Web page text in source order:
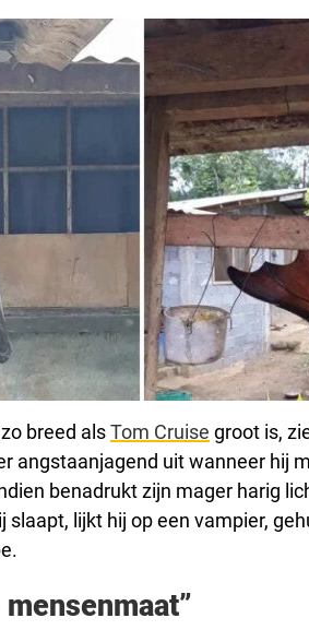
breed alsTom Cruise groot is,
angstaanjagend uit wanneer hij
benadrukt zijn mager harig
slaapt, lijkt hij op een vampier,